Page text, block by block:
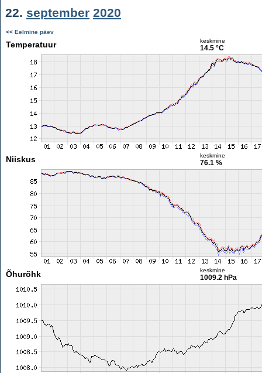
22. september 2020
<< Eelmine päev
Temperatuur keskmine
14.5 °C
Niiskus keskmine
76.1 %
Õhurõhk keskmine
1009.2 hPa